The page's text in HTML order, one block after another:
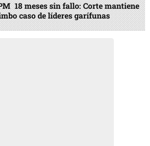
18 meses sin fallo: Corte mantiene
caso de líderes garífunas